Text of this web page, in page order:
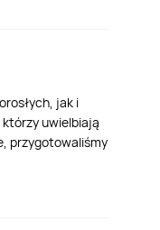
jak i
uwielbiają
przygotowaliśmy